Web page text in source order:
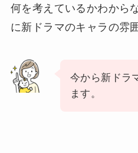
何を考えているかわから
に新ドラマのキャラの雰
今から新ドラ
ます。